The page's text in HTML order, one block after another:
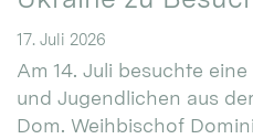
17. Juli 2026
Am 14. Juli besuchte
und Jugendlichen aus
Dom. Weihbischof